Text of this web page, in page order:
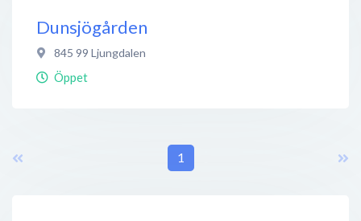
Dunsjögården
845 99 Ljungdalen
Öppet
1